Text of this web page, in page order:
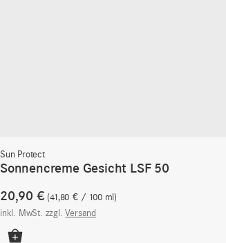
Sun Protect
Sonnencreme Gesicht LSF 50
20,90 € 41,80€/ 100 ml
inkl. MwSt. zzgl.Versand